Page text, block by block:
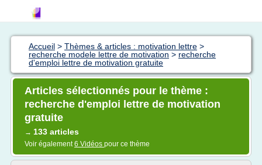
Accueil > Thèmes & articles : motivation lettre >
recherche modele lettre de motivation > recherche
d'emploi lettre de motivation gratuite
Articles sélectionnés pour le thème :
recherche d'emploi lettre de motivation
gratuite
→ 133 articles
Voir également6 Vidéos pour ce thème